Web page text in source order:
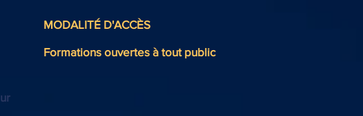
MODALITÉ D'ACCÈS
Formations ouvertes à tout public